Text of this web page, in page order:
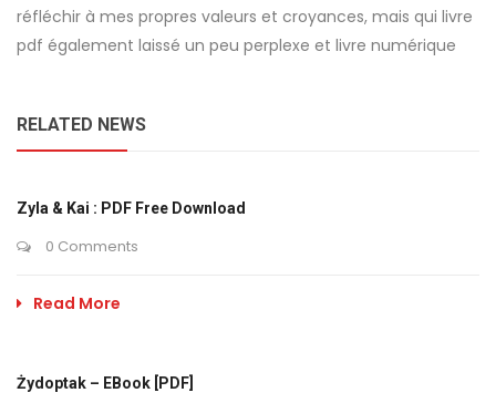
réfléchir à mes propres valeurs et croyances, mais qui livre
pdf également laissé un peu perplexe et livre numérique
RELATED NEWS
Zyla & Kai : PDF Free Download
0 Comments
Read More
Żydoptak – EBook [PDF]